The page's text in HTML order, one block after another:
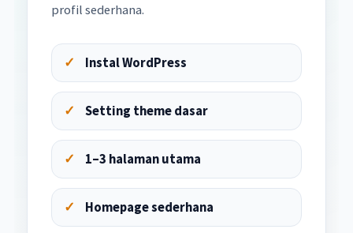
profil sederhana.
Instal WordPress
Setting theme dasar
1–3 halaman utama
Homepage sederhana